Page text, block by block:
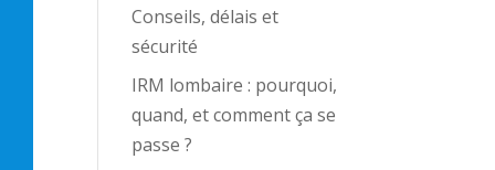
Conseils, délais et
sécurité
IRM lombaire : pourquoi,
quand, et comment ça se
passe ?